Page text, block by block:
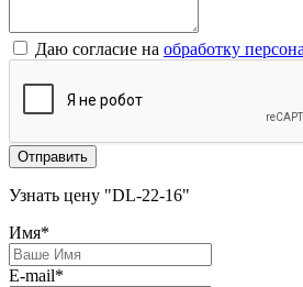
Даю согласие на обработку
Отправить
Узнать цену "DL-22-16"
Имя*
E-mail*